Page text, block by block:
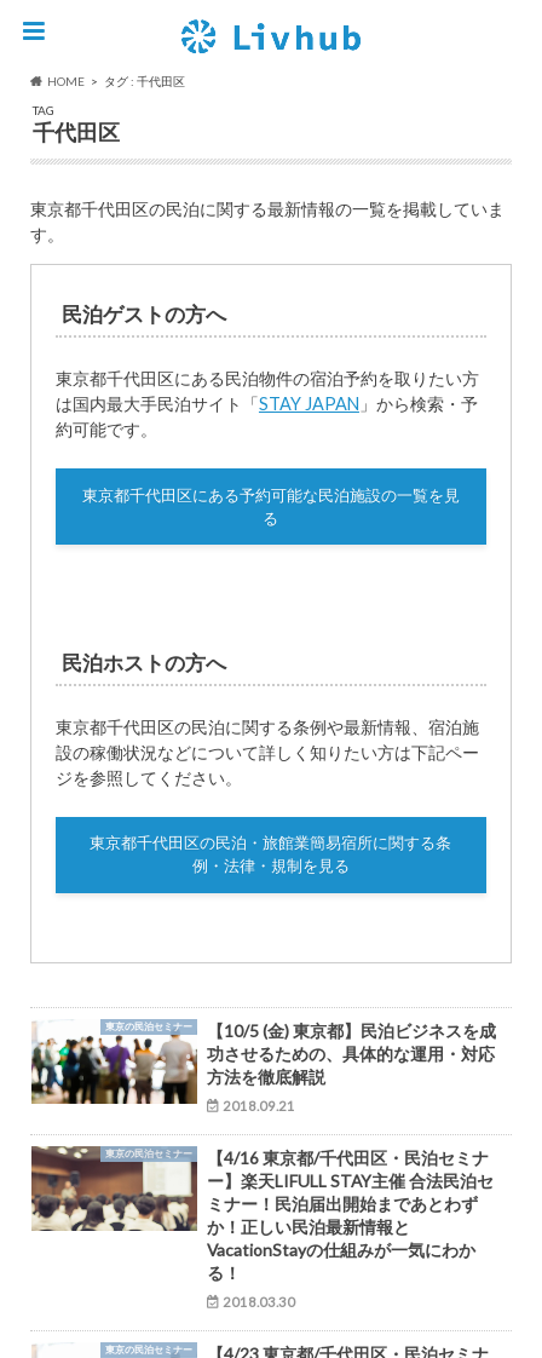
HOME
タグ : 千代田区
TAG
千代田区
東京都千代田区の民泊に関する最新情報の一覧を掲載していま
す。
民泊ゲストの方へ
東京都千代田区にある民泊物件の宿泊予約を取りたい方
は国内最大手民泊サイト「STAY JAPAN 」から検索・予
約可能です。
東京都千代田区にある予約可能な民泊施設の一覧を見
る
民泊ホストの方へ
東京都千代田区の民泊に関する条例や最新情報、宿泊施
設の稼働状況などについて詳しく知りたい方は下記ペー
ジを参照してください。
東京都千代田区の民泊・旅館業簡易宿所に関する条
例・法律・規制を見る
東京の民泊セミナー
【10/5 (金) 東京都】民泊ビジネスを成
功させるための、具体的な運用・対応
方法を徹底解説
2018.09.21
東京の民泊セミナー
【4/16 東京都/千代田区・民泊セミナ
ー】楽天LIFULL STAY主催 合法民泊セ
ミナー！民泊届出開始まであとわず
か！正しい民泊最新情報と
VacationStayの仕組みが一気にわか
る！
2018.03.30
東京の民泊セミナー